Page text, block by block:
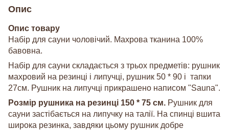
Опис
Опис товару
Набір для сауни чоловічий. Махрова тканина 100%
бавовна.
Набір для сауни складається з трьох предметів: рушник
махровий на резинці і липучці, рушник 50 * 90 і тапки
27см. Рушник на липучці прикрашено написом "Sauna".
Розмір рушника на резинці 150 * 75 см. Рушник для
сауни застібається на липучку на талії. На спинці вшита
широка резинка, завдяки цьому рушник добре